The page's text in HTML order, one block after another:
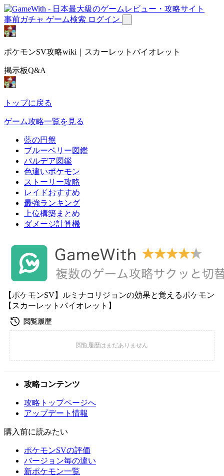
事前ガチャ ゲーム検索 ログイン
ポケモンSV攻略wiki｜スカーレットバイオレット
掲示板Q&A
トップに戻る
ゲーム攻略一覧を見る
藍の円盤
ブルーベリー図鑑
パルデア図鑑
色違いポケモン
ストーリー攻略
レイドおすすめ
最強ランキング
上位構築まとめ
ダメージ計算機
【ポケモンSV】ルミナコリジョンの効果と覚えるポケモン
【スカーレットバイオレット】
攻略コンテンツ
攻略トップページへ
アップデート情報
購入前に読みたい
ポケモンSVの評価
バージョン毎の違い
新ポケモン一覧